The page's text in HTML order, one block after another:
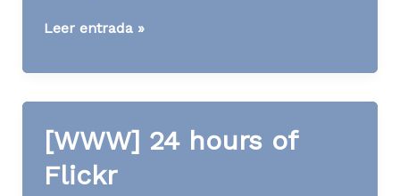
[AD]
sin
Leer entrada »
[WWW] 24 hours of
Flickr